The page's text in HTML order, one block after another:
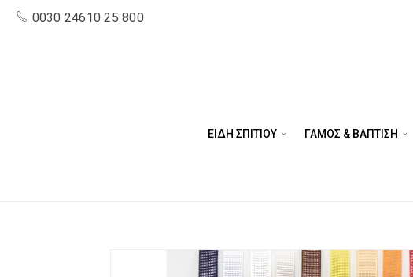
0030 24610 25 800
ΕΙΔΗ ΣΠΙΤΙΟΥ ΓΑΜΟΣ & ΒΑΠΤΙΣΗ